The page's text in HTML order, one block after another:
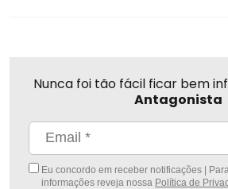
Nunca foi tão fácil ficar bem
Antagonista
Eu concordo em receber notificações |
informações reveja nossa Política de